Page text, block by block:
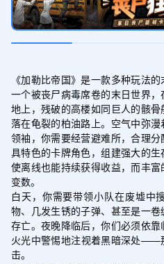
《加勒比帝国》是一款多种玩法
一个被丧尸病毒席卷的末日世界
地上，残破的高楼如同巨人的骸
落在龟裂的柏油路上。空气中弥
领袖，你需要经营避难所，合理
具特色的卡牌角色，组建强大的
使离线也能持续获得收益，而丰
变数。
白天，你需要带领小队在废墟中
物、几发生锈的子弹、甚至是一
存亡。夜晚降临后，你们必须依
火光中警惕地注视着黑暗深处——
击。